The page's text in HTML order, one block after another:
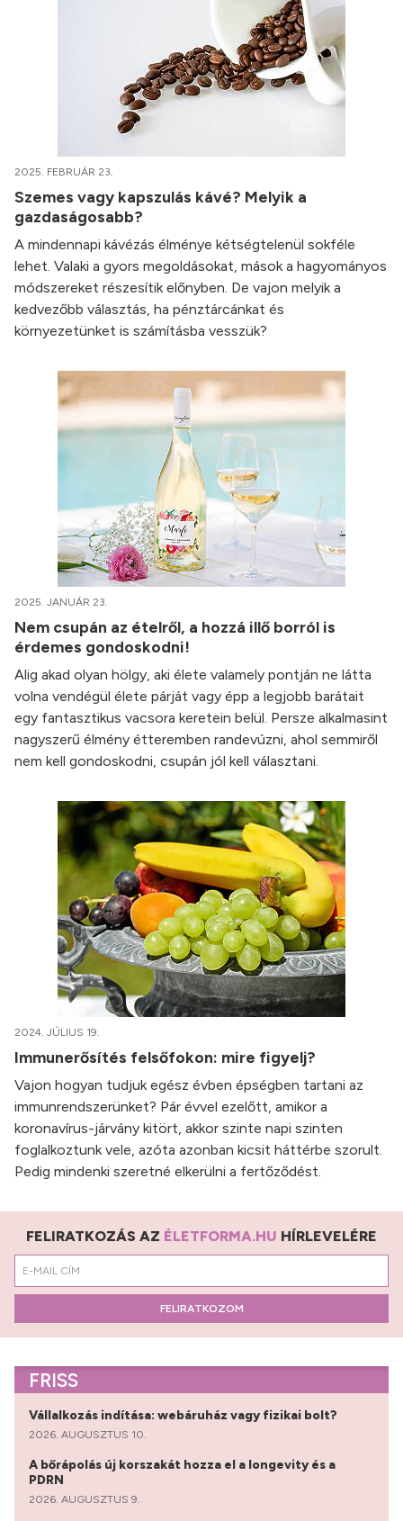
2025. FEBRUÁR 23.
Szemes vagy kapszulás kávé? Melyik a
gazdaságosabb?
A mindennapi kávézás élménye kétségtelenül sokféle
lehet. Valaki a gyors megoldásokat, mások a hagyományos
módszereket részesítik előnyben. De vajon melyik a
kedvezőbb választás, ha pénztárcánkat és
környezetünket is számításba vesszük?
2025. JANUÁR 23.
Nem csupán az ételről, a hozzá illő borról is
érdemes gondoskodni!
Alig akad olyan hölgy, aki élete valamely pontján ne látta
volna vendégül élete párját vagy épp a legjobb barátait
egy fantasztikus vacsora keretein belül. Persze alkalmasint
nagyszerű élmény étteremben randevúzni, ahol semmiről
nem kell gondoskodni, csupán jól kell választani.
2024. JÚLIUS 19.
Immunerősítés felsőfokon: mire figyelj?
Vajon hogyan tudjuk egész évben épségben tartani az
immunrendszerünket? Pár évvel ezelőtt, amikor a
koronavírus-járvány kitört, akkor szinte napi szinten
foglalkoztunk vele, azóta azonban kicsit háttérbe szorult.
Pedig mindenki szeretné elkerülni a fertőződést.
FELIRATKOZÁS AZ ÉLETFORMA.HU HÍRLEVELÉRE
FELIRATKOZOM
FRISS
Vállalkozás indítása: webáruház vagy fizikai bolt?
2026. AUGUSZTUS 10.
A bőrápolás új korszakát hozza el a longevity és a
PDRN
2026. AUGUSZTUS 9.